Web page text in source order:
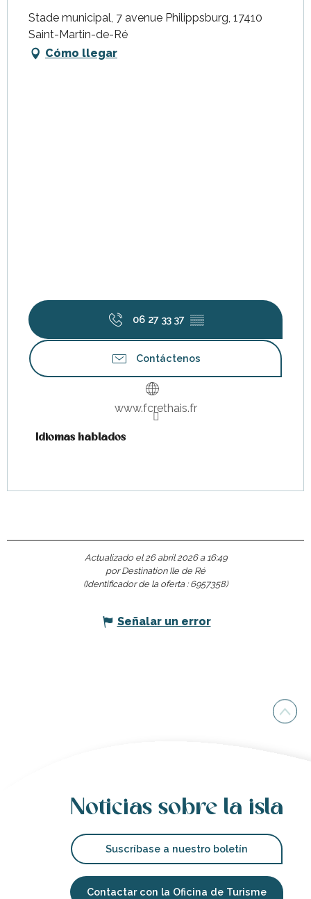
Stade municipal, 7 avenue Philippsburg, 17410
Saint-Martin-de-Ré
Cómo llegar
06 27 33 37 ▒▒
Contáctenos
www.fcrethais.fr
Idiomas hablados
Idiomas hablados
Actualizado el 26 abril 2026 a 16:49
por Destination Ile de Ré
(Identificador de la oferta : 6957358)
Señalar un error
Noticias sobre la isla
Suscríbase a nuestro boletín
Contactar con la Oficina de Turisme